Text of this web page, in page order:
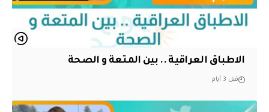
الاطباق العراقية .. بين المتعة و الصحة
قبل 3 أيام